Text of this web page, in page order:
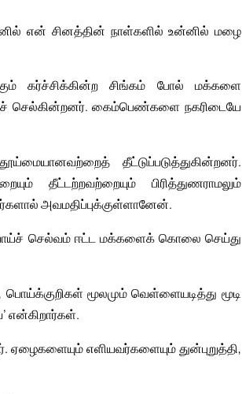
என் சினத்தின் நாள்களில் உன்னில் மழை
கர்ச்சிக்கின்ற சிங்கம் போல் மக்களை
செல்கின்றனர். கைம்பெண்களை நகரிடையே
தீட்டுப்படுத்துகின்றனர்.
தீட்டற்றவற்றையும் பிரித்துணராமலும்
அவமதிப்புக்குள்ளானேன்.
செல்வம் ஈட்ட மக்களைக் கொலை செய்து
மூலமும் வெள்ளையடித்து மூடி
என்கிறார்கள்.
எளியவர்களையும் துன்புறுத்தி,